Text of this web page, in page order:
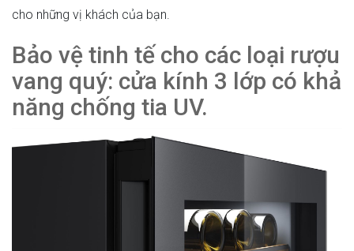
cho những vị khách của bạn.
Bảo vệ tinh tế cho các loại rượu
vang quý: cửa kính 3 lớp có khả
năng chống tia UV.